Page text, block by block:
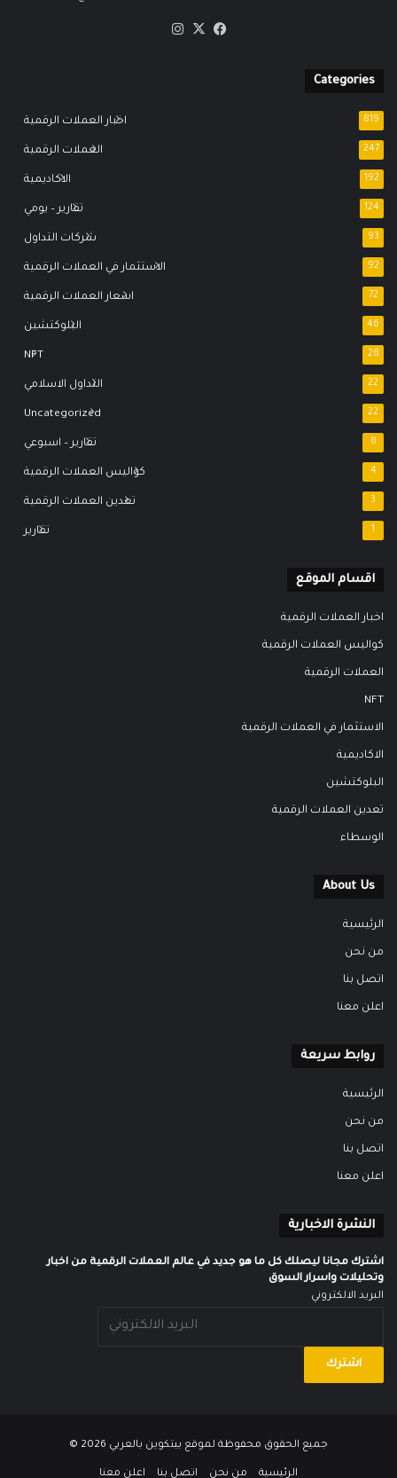
فيسبوك
‫X
Categories
اخبار العملات الرقمية 819
العملات الرقمية 247
الاكاديمية 192
تقارير – يومي 124
شركات التداول 93
الاستثمار في العملات الرقمية 92
اسعار العملات الرقمية 72
البلوكتشين 46
NFT 28
التداول الاسلامي 22
Uncategorized 22
تقارير – اسبوعي 8
كواليس العملات الرقمية 4
تعدين العملات الرقمية 3
تقارير 1
اقسام الموقع
اخبار العملات الرقمية
كواليس العملات الرقمية
العملات الرقمية
NFT
الاستثمار في العملات الرقمية
الاكاديمية
البلوكتشين
تعدين العملات الرقمية
الوسطاء
About Us
الرئيسية
من نحن
اتصل بنا
اعلن معنا
روابط سريعة
الرئيسية
من نحن
اتصل بنا
اعلن معنا
النشرة الاخبارية
اشترك مجانا ليصلك كل ما هو جديد في عالم العملات الرقمية من اخبار
وتحليلات واسرار السوق
البريد الالكتروني
جميع الحقوق محفوظة لموقع بيتكوين بالعربي
الرئيسية من نحن اتصل بنا اعلن معنا